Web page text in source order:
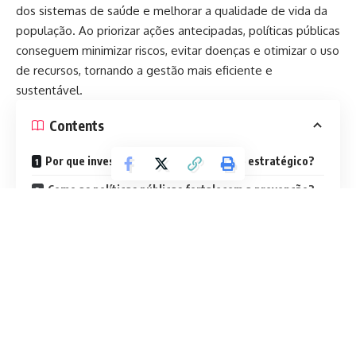
dos sistemas de saúde e melhorar a qualidade de vida da
população. Ao priorizar ações antecipadas, políticas públicas
conseguem minimizar riscos, evitar doenças e otimizar o uso
de recursos, tornando a gestão mais eficiente e
sustentável.
Contents
Por que investir em saúde preventiva é estratégico?
Como as políticas públicas fortalecem a prevenção?